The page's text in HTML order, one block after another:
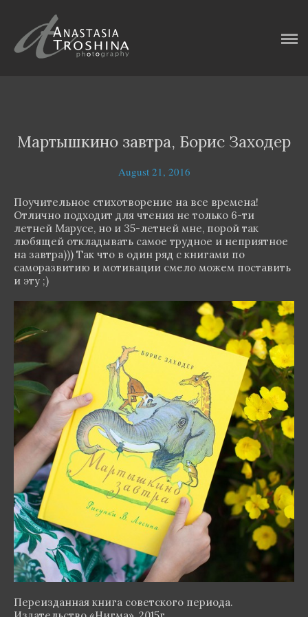
ГЛАВНАЯ
ФОТОИСТОРИИ
БЛОГ
Мартышкино завтра, Борис Заходер
August 21, 2016
Поучительное стихотворение на все времена!
Отлично подходит для чтения не только 6-ти
летней Марусе, но и 35-летней мне, порой так
любящей откладывать самое трудное и неприятное
на завтра))) Так что в один ряд с книгами по
саморазвитию и мотивации смело можем поставить
и эту ;)
Переизданная книга советского периода.